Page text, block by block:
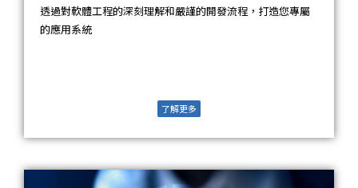
透過對軟體工程的深刻理解和嚴謹的開發流程，打造您專屬
的應用系統
了解更多